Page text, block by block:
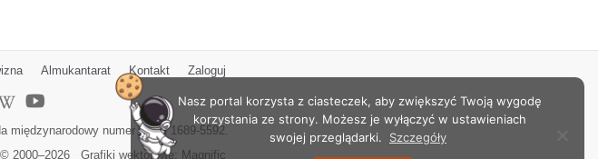
Almukantarat Kontakt Zaloguj
międzynarodowy numer ISSN 1689-5592.
© 2000–2026 Grafiki wektorowe: Magnific
Nasz portal korzysta z ciasteczek, aby zwiększyć Twoją wygodę
korzystania ze strony. Możesz je wyłączyć w ustawieniach
swojej przeglądarki.
Szczegóły